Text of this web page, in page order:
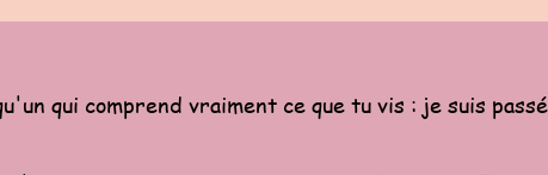
qui comprend vraiment ce que tu vis : je suis